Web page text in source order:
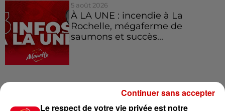
5 août 2026
À LA UNE : incendie à La
Rochelle, mégaferme de
saumons et succès...
Voir plus
Le respect de votre vie privée est notre
Continuer sans accepter